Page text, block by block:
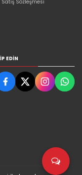
Sözleşmesi
EDIN